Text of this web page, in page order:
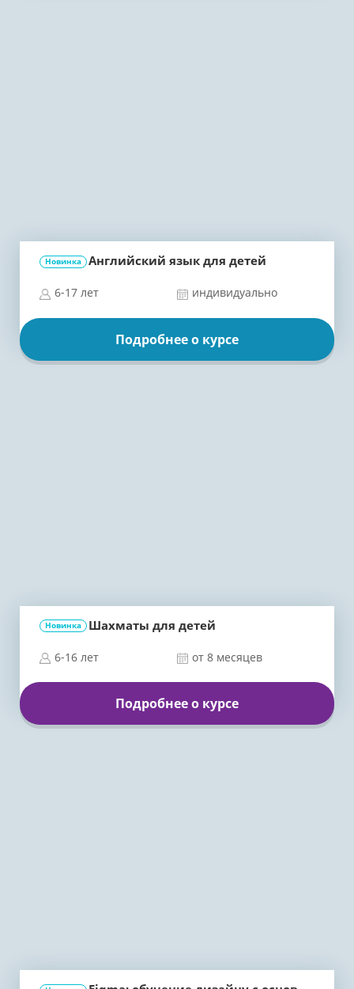
Новинка Английский язык для детей
6-17 лет индивидуально
Подробнее о курсе
Новинка Шахматы для детей
6-16 лет от 8 месяцев
Подробнее о курсе